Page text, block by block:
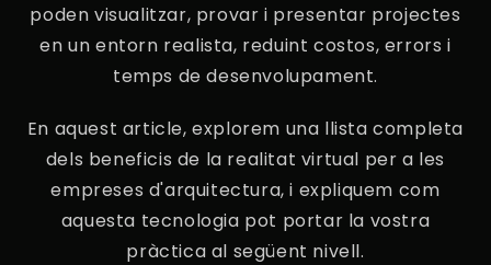
poden visualitzar, provar i presentar projectes
en un entorn realista, reduint costos, errors i
temps de desenvolupament.
En aquest article, explorem una llista completa
dels beneficis de la realitat virtual per a les
empreses d'arquitectura, i expliquem com
aquesta tecnologia pot portar la vostra
pràctica al següent nivell.